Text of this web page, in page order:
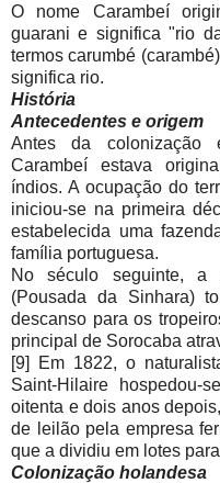
O nome Carambeí
guarani e significa "rio
termos carumbé
significa rio.
História
Antecedentes e origem
Antes da colonização
Carambeí estava
índios. A ocupação do
iniciou-se na primeira
estabelecida uma
família portuguesa.
No século seguinte, a
(Pousada da Sinhara)
descanso para os
principal de Sorocaba
[9] Em 1822, o
Saint-Hilaire hospedou-
oitenta e dois anos
de leilão pela empresa
que a dividiu em lotes
Colonização holandesa